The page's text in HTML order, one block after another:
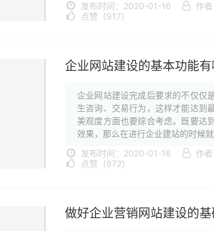
发布时间：2020-01-16
作
点赞（917）
企业网站建设的基本功能有
企业网站建设完成后要求的不仅仅
生咨询、交易行为，这样才能达到
美观度方面也要综合考虑。既要达
效果，那么在进行企业建站的时候
发布时间：2020-01-16
作
点赞（872）
做好企业营销网站建设的